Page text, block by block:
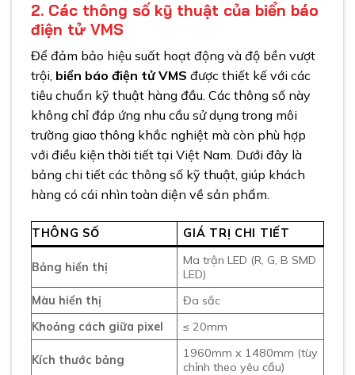
2. Các thông số kỹ thuật của biển báo
điện tử VMS
Để đảm bảo hiệu suất hoạt động và độ bền vượt
trội, biển báo điện tử VMS được thiết kế với các
tiêu chuẩn kỹ thuật hàng đầu. Các thông số này
không chỉ đáp ứng nhu cầu sử dụng trong môi
trường giao thông khắc nghiệt mà còn phù hợp
với điều kiện thời tiết tại Việt Nam. Dưới đây là
bảng chi tiết các thông số kỹ thuật, giúp khách
hàng có cái nhìn toàn diện về sản phẩm.
THÔNG SỐ GIÁ TRỊ CHI TIẾT
Bảng hiển thị
Ma trận LED (R, G, B SMD
LED)
Màu hiển thị
Đa sắc
Khoảng cách giữa pixel
≤ 20mm
Kích thước bảng
1960mm x 1480mm (tùy
chỉnh theo yêu cầu)